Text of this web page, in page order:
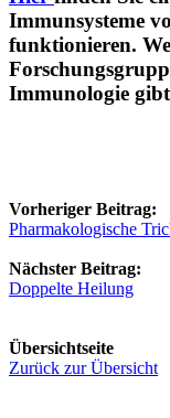
Immunsysteme
funktionieren.
Immunologie
Vorheriger Beitrag:
Pharmakologische
Nächster Beitrag:
Doppelte Heilung
Übersichtseite
Zurück zur Übersicht